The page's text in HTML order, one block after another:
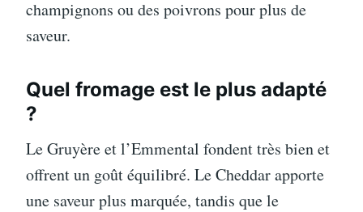
champignons ou des poivrons pour plus de
saveur.
Quel fromage est le plus adapté
?
Le Gruyère et l’Emmental fondent très bien et
offrent un goût équilibré. Le Cheddar apporte
une saveur plus marquée, tandis que le